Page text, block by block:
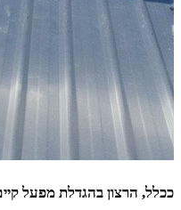
ככלל, הרצון בהגדלת מפעל